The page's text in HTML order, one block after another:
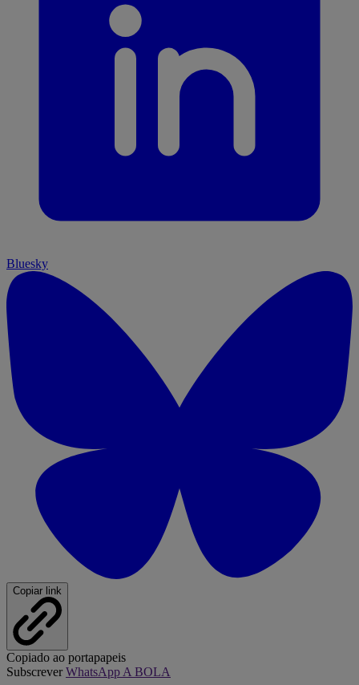
Bluesky
Copiar link
Copiado ao portapapeis
SubscreverWhatsApp A BOLA